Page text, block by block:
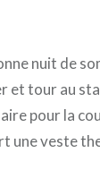
nuit de
et tour au
pour la
une veste